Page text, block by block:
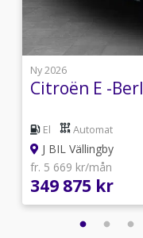
Ny 2026
Citroën E -
El Automat
J BIL Vällingby
fr. 5 669 kr/mån
349 875 kr